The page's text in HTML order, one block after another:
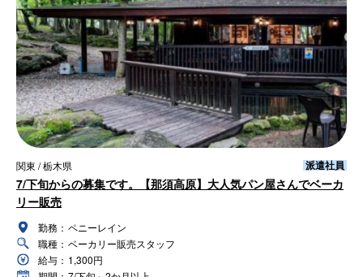
関東 / 栃木県 派遣社員
7/下旬からの募集です。【那須高原】大人気パン屋さんでベーカ
リー販売
勤務： ペニーレイン
職種： ベーカリー販売スタッフ
給与： 1,300円